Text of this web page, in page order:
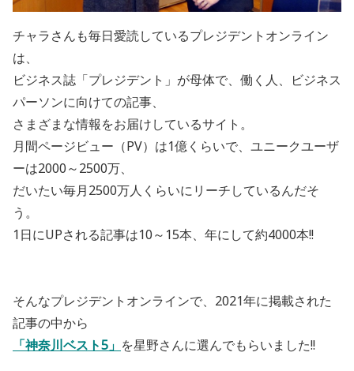
チャラさんも毎日愛読しているプレジデントオンライン
は、
ビジネス誌「プレジデント」が母体で、働く人、ビジネス
パーソンに向けての記事、
さまざまな情報をお届けしているサイト。
月間ページビュー（PV）は1億くらいで、ユニークユーザ
ーは2000～2500万、
だいたい毎月2500万人くらいにリーチしているんだそ
う。
1日にUPされる記事は10～15本、年にして約4000本!!
そんなプレジデントオンラインで、2021年に掲載された
記事の中から
「神奈川ベスト5」 を星野さんに選んでもらいました!!